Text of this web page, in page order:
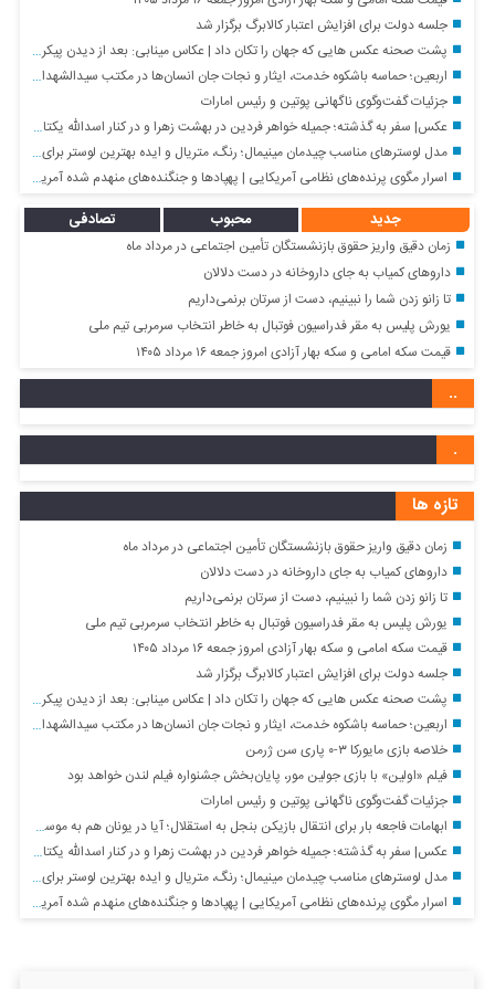
مجله خبری
زمان دقیق واریز حقوق بازنشستگان تأمین اجتماعی در مرداد ماه
تا زانو زدن شما را نبینیم، دست از سرتان برنمی‌داریم
قیمت سکه امامی و سکه بهار آزادی امروز جمعه ۱۶ مرداد ۱۴۰۵
جلسه دولت برای افزایش اعتبار کالابرگ برگزار شد
پشت صحنه عکس هایی که جهان را تکان داد | عکاس مینابی: بعد از دیدن پیکر بچه‌ ها نمی‌ توانستم شاتر دوربین را فشار دهم
اربعین؛ حماسه باشکوه خدمت، ایثار و نجات جان انسان‌ها در مکتب سیدالشهدا (ع)
جزئیات گفت‌وگوی ناگهانی پوتین و رئیس امارات
عکس| سفر به گذشته؛ جمیله خواهر فردین در بهشت زهرا و در کنار اسدالله یکتا؛ سال ۹۷
مدل لوسترهای مناسب چیدمان مینیمال؛ رنگ، متریال و ایده بهترین لوستر برای هر فضا
اسرار مگوی پرنده‌های نظامی آمریکایی | پهپادها و جنگنده‌های منهدم شده آمریکایی توسط نیروی هوافضای سپاه + فیلم
جدید محبوب تصادفی
زمان دقیق واریز حقوق بازنشستگان تأمین اجتماعی در مرداد ماه
داروهای کمیاب به جای داروخانه در دست دلالان
تا زانو زدن شما را نبینیم، دست از سرتان برنمی‌داریم
یورش پلیس به مقر فدراسیون فوتبال به خاطر انتخاب سرمربی تیم ملی
قیمت سکه امامی و سکه بهار آزادی امروز جمعه ۱۶ مرداد ۱۴۰۵
..
.
تازه ها
زمان دقیق واریز حقوق بازنشستگان تأمین اجتماعی در مرداد ماه
داروهای کمیاب به جای داروخانه در دست دلالان
تا زانو زدن شما را نبینیم، دست از سرتان برنمی‌داریم
یورش پلیس به مقر فدراسیون فوتبال به خاطر انتخاب سرمربی تیم ملی
قیمت سکه امامی و سکه بهار آزادی امروز جمعه ۱۶ مرداد ۱۴۰۵
جلسه دولت برای افزایش اعتبار کالابرگ برگزار شد
پشت صحنه عکس هایی که جهان را تکان داد | عکاس مینابی: بعد از دیدن پیکر بچه‌ ها نمی‌ توانستم شاتر دوربین را فشار دهم
اربعین؛ حماسه باشکوه خدمت، ایثار و نجات جان انسان‌ها در مکتب سیدالشهدا (ع)
خلاصه بازی مایورکا ۳-۰ پاری سن ژرمن
فیلم «اولین» با بازی جولین مور، پایان‌بخش جشنواره فیلم لندن خواهد بود
جزئیات گفت‌وگوی ناگهانی پوتین و رئیس امارات